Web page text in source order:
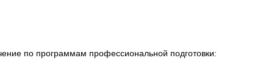
по программам профессиональной подготовки: